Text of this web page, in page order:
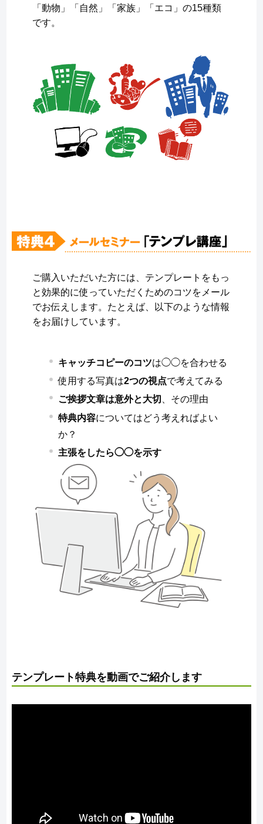
「動物」「自然」「家族」「エコ」の15種類
です。
ご購入いただいた方には、テンプレートをもっ
と効果的に使っていただくためのコツをメール
でお伝えします。たとえば、以下のような情報
をお届けしています。
キャッチコピーのコツは◯◯を合わせる
使用する写真は2つの視点で考えてみる
ご挨拶文章は意外と大切 、その理由
特典内容についてはどう考えればよい
か？
主張をしたら◯◯を示す
テンプレート特典を動画でご紹介します